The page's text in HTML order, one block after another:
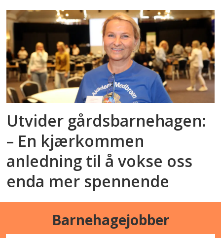
Utvider gårdsbarnehagen:
– En kjærkommen
anledning til å vokse oss
enda mer spennende
Barnehagejobber